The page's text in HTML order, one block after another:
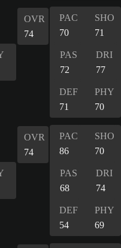
OVR
74
PAC
70
SHO
71
PAS
72
DRI
77
DEF
71
PHY
70
OVR
74
PAC
86
SHO
70
PAS
68
DRI
74
DEF
54
PHY
69